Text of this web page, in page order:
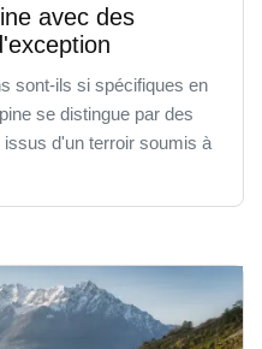
avec des
sont-ils si spécifiques en
se distingue par des
d'un terroir soumis à